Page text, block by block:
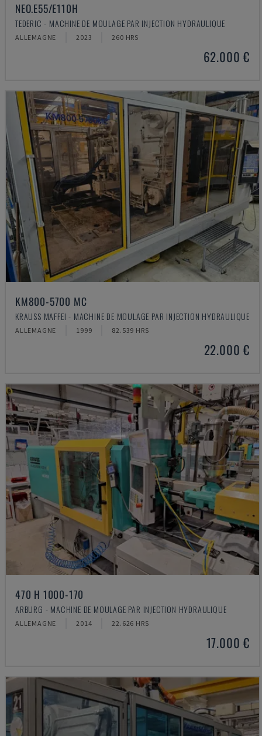
NEO.E55/E110H
TEDERIC - MACHINE DE MOULAGE PAR INJECTION HYDRAULIQUE
ALLEMAGNE 2023 260 HRS
62.000 €
KM800-5700 MC
KRAUSS MAFFEI - MACHINE DE MOULAGE PAR INJECTION HYDRAULIQUE
ALLEMAGNE 1999 82.539 HRS
22.000 €
470 H 1000-170
ARBURG - MACHINE DE MOULAGE PAR INJECTION HYDRAULIQUE
ALLEMAGNE 2014 22.626 HRS
17.000 €